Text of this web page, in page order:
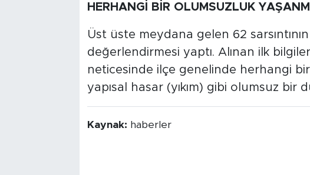
HERHANGİ BİR OLUMSUZLUK
Üst üste meydana gelen 62
değerlendirmesi yaptı. Alınan ilk
neticesinde ilçe genelinde herhangi
yapısal hasar (yıkım) gibi olumsuz bir
Kaynak: haberler